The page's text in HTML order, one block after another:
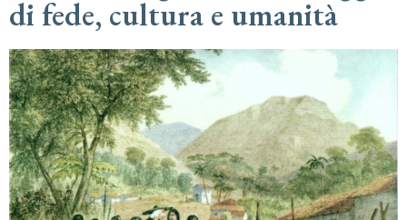
di fede, cultura e umanità